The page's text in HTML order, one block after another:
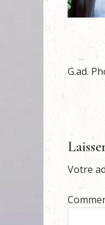
G.ad.
Votre